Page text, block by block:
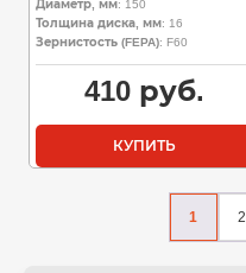
Диаметр, мм: 150
Толщина диска, мм: 16
Зернистость (FEPA): F60
410 руб.
КУПИТЬ
1 2